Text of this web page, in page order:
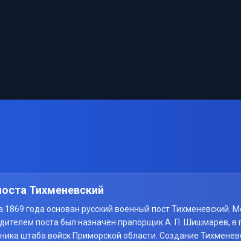
Тихменевский
1869 года основан русский военный пост Тихменевский.
поста был назначен прапорщик А. П. Шишмарёв, в
штаба войск Приморской области. Создание